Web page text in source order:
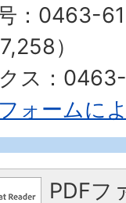
：0463-
）
ス：
ォームに
PDFフ